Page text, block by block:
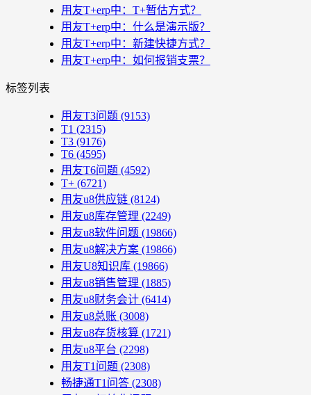
用友T+erp中：T+暂估方式？
用友T+erp中：什么是演示版？
用友T+erp中：新建快捷方式？
用友T+erp中：如何报销支票？
标签列表
用友T3问题 (9153)
T1 (2315)
T3 (9176)
T6 (4595)
用友T6问题 (4592)
T+ (6721)
用友u8供应链 (8124)
用友u8库存管理 (2249)
用友u8软件问题 (19866)
用友u8解决方案 (19866)
用友U8知识库 (19866)
用友u8销售管理 (1885)
用友u8财务会计 (6414)
用友u8总账 (3008)
用友u8存货核算 (1721)
用友u8平台 (2298)
用友T1问题 (2308)
畅捷通T1问答 (2308)